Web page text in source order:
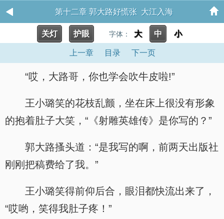
第十二章 郭大路好慌张 大江入海
关灯 护眼 字体： 大 中 小
上一章 目录 下一页
“哎，大路哥，你也学会吹牛皮啦!”
王小璐笑的花枝乱颤，坐在床上很没有形象
的抱着肚子大笑，“《射雕英雄传》是你写的？”
郭大路搔头道：“是我写的啊，前两天出版社
刚刚把稿费给了我。”
王小璐笑得前仰后合，眼泪都快流出来了，
“哎哟，笑得我肚子疼！”